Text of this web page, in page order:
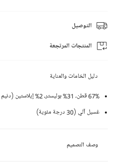
التوصيل
المنتجات المرتجعة
دليل الخامات والعناية
67% قطن، 31% بوليستر، 2% إيلاستين (دنيم ناعم ومرن)
غسيل آلي (30 درجة مئوية)
وصف التصميم